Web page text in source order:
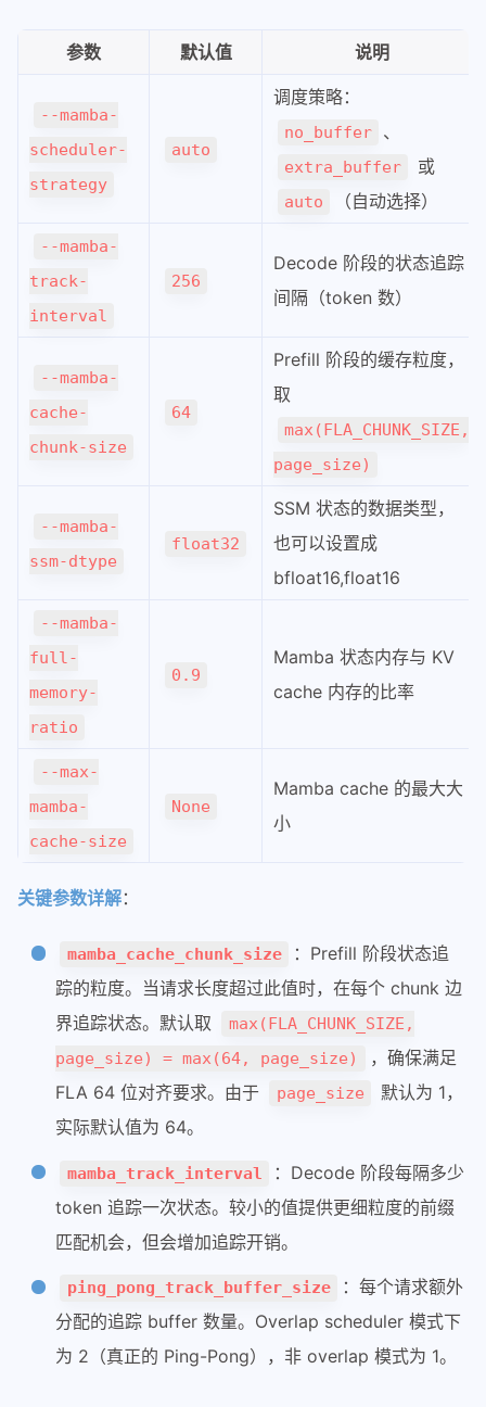
参数 默认值 说明
--mamba-
scheduler-
strategy
auto
调度策略：
no_buffer 、
extra_buffer 或
auto （自动选择）
--mamba-
track-
interval
256
Decode 阶段的状态追踪
间隔（token 数）
--mamba-
cache-
chunk-size
64
Prefill 阶段的缓存粒度，
取
max(FLA_CHUNK_SIZE,
page_size)
--mamba-
ssm-dtype
float32
SSM 状态的数据类型，
也可以设置成
bfloat16,float16
--mamba-
full-
memory-
ratio
0.9
Mamba 状态内存与 KV
cache 内存的比率
--max-
mamba-
cache-size
None
Mamba cache 的最大大
小
关键参数详解：
mamba_cache_chunk_size
：Prefill 阶段状态追
踪的粒度。当请求长度超过此值时，在每个 chunk 边
界追踪状态。默认取
max(FLA_CHUNK_SIZE,
page_size) = max(64, page_size)
，确保满足
FLA 64 位对齐要求。由于
page_size
默认为 1，
实际默认值为 64。
mamba_track_interval
：Decode 阶段每隔多少
token 追踪一次状态。较小的值提供更细粒度的前缀
匹配机会，但会增加追踪开销。
ping_pong_track_buffer_size
：每个请求额外
分配的追踪 buffer 数量。Overlap scheduler 模式下
为 2（真正的 Ping-Pong），非 overlap 模式为 1。
router智能调度和负载优化
sglang在pd分离下的router请求
sglang处理function_call
大模型infra问题调试技巧
通信操作
uvicorn/fastapi/flash/asyncio区别
显卡性能对比
coredump调试cuda kernel
n卡驱动关系